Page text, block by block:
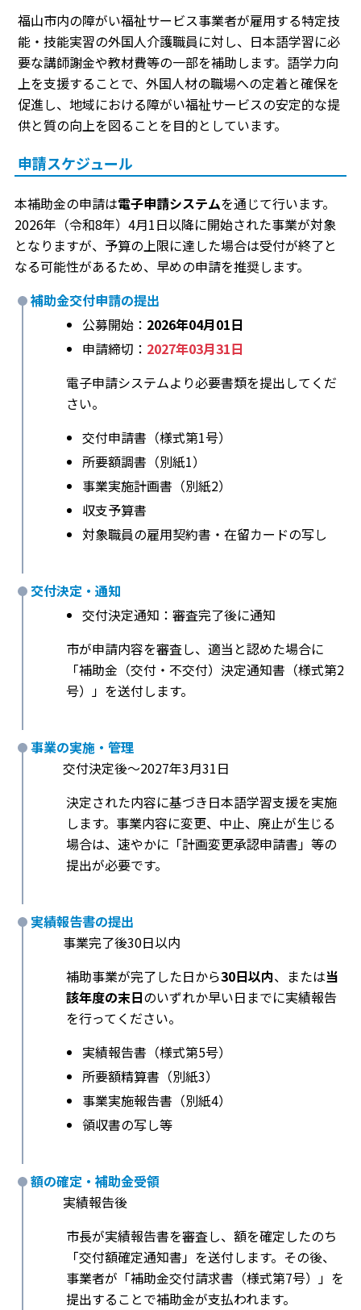
福山市内の障がい福祉サービス事業者が雇用する特定技
能・技能実習の外国人介護職員に対し、日本語学習に必
要な講師謝金や教材費等の一部を補助します。語学力向
上を支援することで、外国人材の職場への定着と確保を
促進し、地域における障がい福祉サービスの安定的な提
供と質の向上を図ることを目的としています。
申請スケジュール
本補助金の申請は電子申請システムを通じて行います。
2026年（令和8年）4月1日以降に開始された事業が対象
となりますが、予算の上限に達した場合は受付が終了と
なる可能性があるため、早めの申請を推奨します。
補助金交付申請の提出
公募開始： 2026年04月01日
申請締切： 2027年03月31日
電子申請システムより必要書類を提出してくだ
さい。
交付申請書（様式第1号）
所要額調書（別紙1）
事業実施計画書（別紙2）
収支予算書
対象職員の雇用契約書・在留カードの写し
交付決定・通知
交付決定通知：審査完了後に通知
市が申請内容を審査し、適当と認めた場合に
「補助金（交付・不交付）決定通知書（様式第2
号）」を送付します。
事業の実施・管理
交付決定後〜2027年3月31日
決定された内容に基づき日本語学習支援を実施
します。事業内容に変更、中止、廃止が生じる
場合は、速やかに「計画変更承認申請書」等の
提出が必要です。
実績報告書の提出
事業完了後30日以内
補助事業が完了した日から30日以内、または当
該年度の末日のいずれか早い日までに実績報告
を行ってください。
実績報告書（様式第5号）
所要額精算書（別紙3）
事業実施報告書（別紙4）
領収書の写し等
額の確定・補助金受領
実績報告後
市長が実績報告書を審査し、額を確定したのち
「交付額確定通知書」を送付します。その後、
事業者が「補助金交付請求書（様式第7号）」を
提出することで補助金が支払われます。